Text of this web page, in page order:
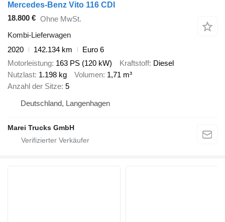
Mercedes-Benz Vito 116 CDI
18.800 € Ohne MwSt.
Kombi-Lieferwagen
2020
142.134 km
Euro 6
Motorleistung 163 PS (120 kW) Kraftstoff Diesel
Nutzlast 1.198 kg Volumen 1,71 m³
Anzahl der Sitze 5
Deutschland, Langenhagen
Marei Trucks GmbH